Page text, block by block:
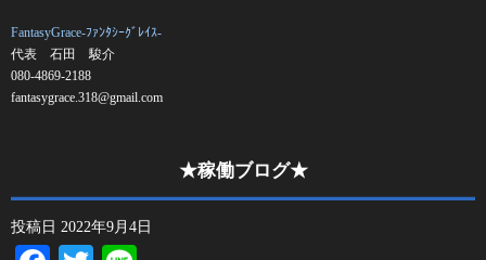
FantasyGrace-ﾌｧﾝﾀｼｰｸﾞﾚｲｽ-
代表 石田 駿介
080-4869-2188
fantasygrace.318@gmail.com
★稼働ブログ★
投稿日 2022年9月4日